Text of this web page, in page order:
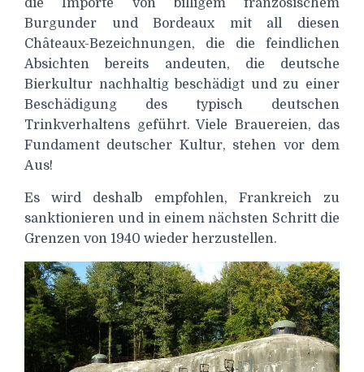
die Importe von billigem französischem
Burgunder und Bordeaux mit all diesen
Châteaux-Bezeichnungen, die die feindlichen
Absichten bereits andeuten, die deutsche
Bierkultur nachhaltig beschädigt und zu einer
Beschädigung des typisch deutschen
Trinkverhaltens geführt. Viele Brauereien, das
Fundament deutscher Kultur, stehen vor dem
Aus!
Es wird deshalb empfohlen, Frankreich zu
sanktionieren und in einem nächsten Schritt die
Grenzen von 1940 wieder herzustellen.